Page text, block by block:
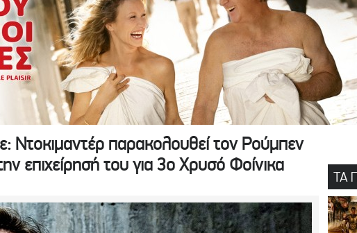
Ντοκιμαντέρ παρακολουθεί τον Ρούμπεν
επιχείρησή του για 3ο Χρυσό Φοίνικα
ΤΑ